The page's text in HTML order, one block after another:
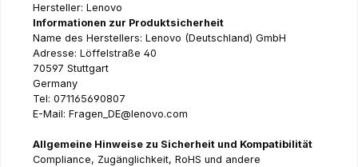
Hersteller: Lenovo
Informationen zur Produktsicherheit
Name des Herstellers: Lenovo (Deutschland) GmbH
Adresse: Löffelstraße 40
70597 Stuttgart
Germany
Tel: 071165690807
E-Mail: Fragen_DE@lenovo.com
Allgemeine Hinweise zu Sicherheit und Kompatibilität
Compliance, Zugänglichkeit, RoHS und andere